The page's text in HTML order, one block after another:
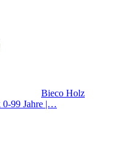
Bieco Holz
0-99 Jahre |…